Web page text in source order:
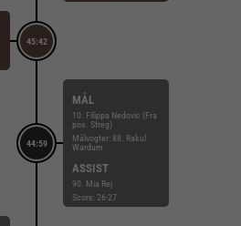
45:42
44:59
MÅL
10. Filippa Nedovic (Fra
pos. Streg)
Målvogter: 88. Rakul
Wardum
ASSIST
90. Mia Rej
Score: 26-27